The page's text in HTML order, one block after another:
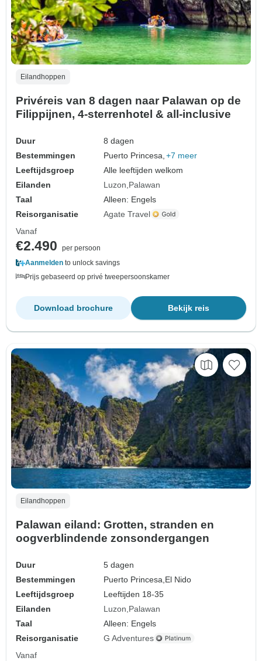
Eilandhoppen
Privéreis van 8 dagen naar Palawan op de
Filippijnen, 4-sterrenhotel & all-inclusive
Duur
8 dagen
Bestemmingen
Puerto Princesa, +7 meer
Leeftijdsgroep
Alle leeftijden welkom
Eilanden
Luzon Palawan
Taal
Alleen: Engels
Reisorganisatie
Agate Travel
Vanaf
€2.490
per persoon
Aanmelden to unlock savings
Prijs gebaseerd op privé tweepersoonskamer
Bekijk reis
Download brochure
Eilandhoppen
Palawan eiland: Grotten, stranden en
oogverblindende zonsondergangen
Duur
5 dagen
Bestemmingen
Puerto Princesa, El Nido
Leeftijdsgroep
Leeftijden 18-35
Eilanden
Luzon Palawan
Taal
Alleen: Engels
Reisorganisatie
G Adventures
Vanaf